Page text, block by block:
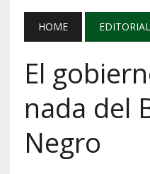
HOME EDITORIAL
El
nada del
Negro